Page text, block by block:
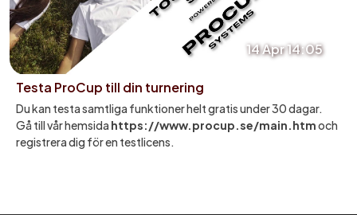
14 Apr 14:05
Testa ProCup till din turnering
Du kan testa samtliga funktioner helt gratis under 30 dagar.
Gå till vår hemsida https://www.procup.se/main.htmoch
registrera dig för en testlicens.